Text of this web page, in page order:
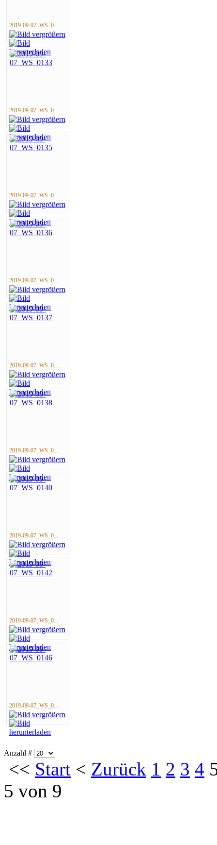
2019-09-07_WS_0...
2019-09-07_WS_0...
2019-09-07_WS_0...
2019-09-07_WS_0...
2019-09-07_WS_0...
2019-09-07_WS_0...
2019-09-07_WS_0...
2019-09-07_WS_0...
2019-09-07_WS_0...
Anzahl #
<< Start < Zurück 1 2 3 4
5 von 9